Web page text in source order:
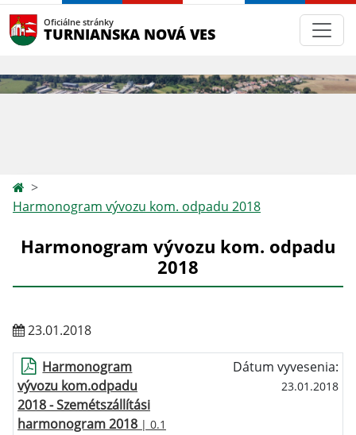
Oficiálne stránky
TURNIANSKA NOVÁ VES
Harmonogram vývozu kom. odpadu 2018
Harmonogram vývozu kom. odpadu
2018
23.01.2018
Harmonogram
vývozu kom.odpadu
2018 - Szemétszállítási
harmonogram 2018 | 0.1
Dátum vyvesenia:
23.01.2018